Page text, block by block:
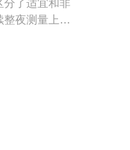
分了适宜和非
夜测量上气